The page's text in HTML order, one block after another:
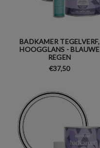
BADKAMER TEGELVERF,
HOOGGLANS - BLAUWE
REGEN
€37,50